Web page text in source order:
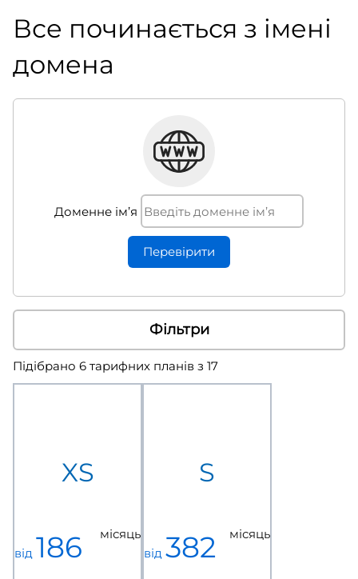
Все починається з імені
домена
Доменне ім’я
Перевiрити
Фільтри
Підібрано 6 тарифних планів з 17
XS
від 186 місяць
S
від 382 місяць